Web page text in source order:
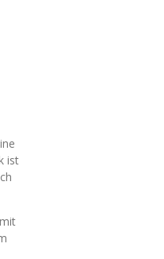
ist